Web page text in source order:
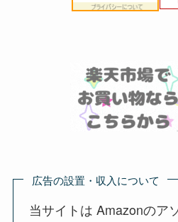
広告の設置・収入について
当サイトは Amazonのア